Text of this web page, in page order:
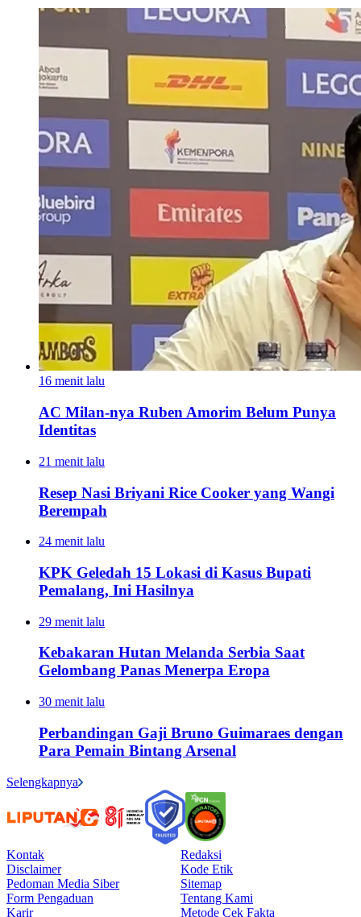
16 menit lalu
AC Milan-nya Ruben Amorim Belum Punya
Identitas
21 menit lalu
Resep Nasi Briyani Rice Cooker yang Wangi
Berempah
24 menit lalu
KPK Geledah 15 Lokasi di Kasus Bupati
Pemalang, Ini Hasilnya
29 menit lalu
Kebakaran Hutan Melanda Serbia Saat
Gelombang Panas Menerpa Eropa
30 menit lalu
Perbandingan Gaji Bruno Guimaraes dengan
Para Pemain Bintang Arsenal
Selengkapnya
Kontak
Redaksi
Disclaimer
Kode Etik
Pedoman Media Siber
Sitemap
Form Pengaduan
Tentang Kami
Karir
Metode Cek Fakta